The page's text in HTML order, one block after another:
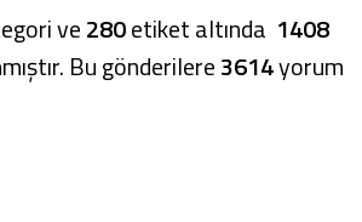
ve280etiket altında 1408
Bu gönderilere3614yorum